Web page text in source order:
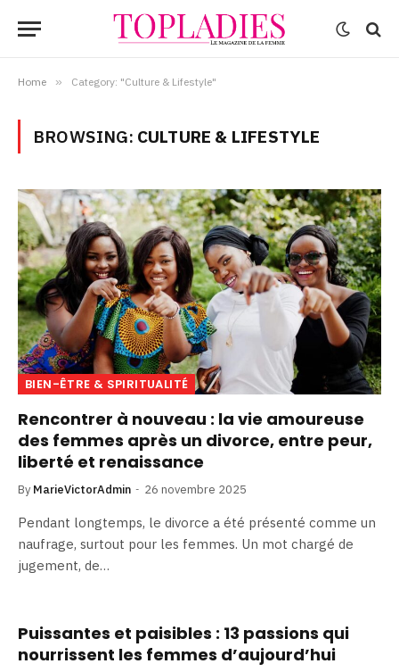
Home » Category: "Culture & Lifestyle"
BROWSING: CULTURE & LIFESTYLE
BIEN-ÊTRE & SPIRITUALITÉ
Rencontrer à nouveau : la vie amoureuse
des femmes après un divorce, entre peur,
liberté et renaissance
By MarieVictorAdmin 26 novembre 2025
Pendant longtemps, le divorce a été présenté comme un
naufrage, surtout pour les femmes. Un mot chargé de
jugement, de…
Puissantes et paisibles : 13 passions qui
nourrissent les femmes d’aujourd’hui